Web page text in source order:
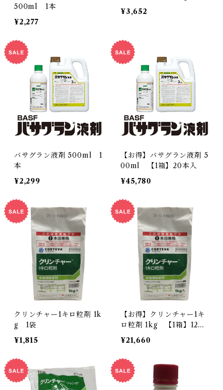
500ml 1本
¥2,277
¥3,652
バサグラン液剤 500ml 1
本
¥2,299
【お得】バサグラン液剤 5
00ml 【1箱】20本入
¥45,780
クリンチャー1キロ粒剤 1k
g 1袋
¥1,815
【お得】クリンチャー1キ
ロ粒剤 1kg 【1箱】12袋
入
¥21,660